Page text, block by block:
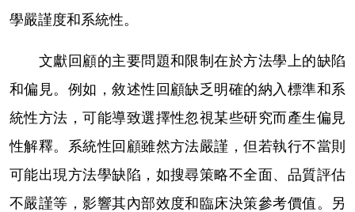
學嚴謹度和系統性。
文獻回顧的主要問題和限制在於方法學上的缺陷
和偏見。例如，敘述性回顧缺乏明確的納入標準和系
統性方法，可能導致選擇性忽視某些研究而產生偏見
性解釋。系統性回顧雖然方法嚴謹，但若執行不當則
可能出現方法學缺陷，如搜尋策略不全面、品質評估
不嚴謹等，影響其內部效度和臨床決策參考價值。另